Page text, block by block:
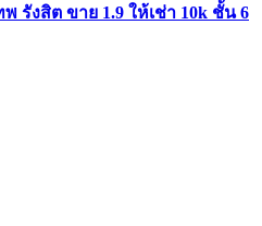
รังสิต ขาย 1.9 ให้เช่า 10k ชั้น 6